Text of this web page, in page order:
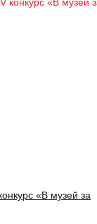
«В музей за